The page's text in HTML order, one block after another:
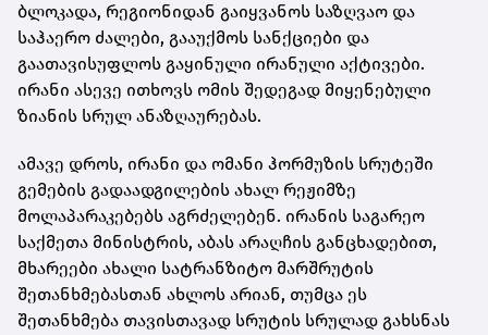
ბლოკადა, რეგიონიდან გაიყვანოს საზღვაო და
საჰაერო ძალები, გააუქმოს სანქციები და
გაათავისუფლოს გაყინული ირანული აქტივები.
ირანი ასევე ითხოვს ომის შედეგად მიყენებული
ზიანის სრულ ანაზღაურებას.
ამავე დროს, ირანი და ომანი ჰორმუზის სრუტეში
გემების გადაადგილების ახალ რეჟიმზე
მოლაპარაკებებს აგრძელებენ. ირანის საგარეო
საქმეთა მინისტრის, აბას არაღჩის განცხადებით,
მხარეები ახალი სატრანზიტო მარშრუტის
შეთანხმებასთან ახლოს არიან, თუმცა ეს
შეთანხმება თავისთავად სრუტის სრულად გახსნას